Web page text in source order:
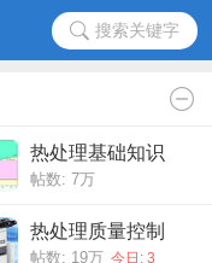
搜索关键字
热处理基础知识
帖数: 7万
热处理质量控制
帖数: 19万 今日: 3